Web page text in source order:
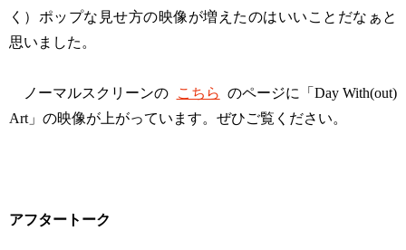
く）ポップな見せ方の映像が増えたのはいいことだなぁと
思いました。
ノーマルスクリーンの こちら のページに「Day With(out)
Art」の映像が上がっています。ぜひご覧ください。
アフタートーク